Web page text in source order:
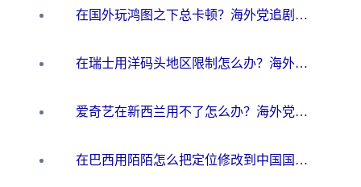
在国外玩鸿图之下总卡顿？海外党追剧听歌的3个实用解决方案
在瑞士用洋码头地区限制怎么办？海外华人必看的回国加速全攻略
爱奇艺在新西兰用不了怎么办？海外党亲测有效的回国加速方案
在巴西用陌陌怎么把定位修改到中国国内？海外党必看的回国加速全攻略